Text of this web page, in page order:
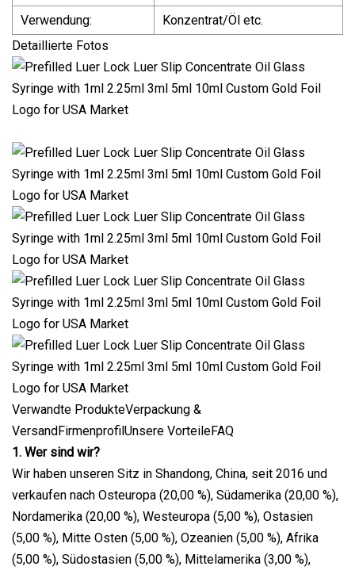
Verwendung:
Konzentrat/Öl etc.
Detaillierte Fotos
Verwandte ProdukteVerpackung &
VersandFirmenprofilUnsere VorteileFAQ
1. Wer sind wir?
Wir haben unseren Sitz in Shandong, China, seit 2016 und
verkaufen nach Osteuropa (20,00 %), Südamerika (20,00 %),
Nordamerika (20,00 %), Westeuropa (5,00 %), Ostasien
(5,00 %), Mitte Osten (5,00 %), Ozeanien (5,00 %), Afrika
(5,00 %), Südostasien (5,00 %), Mittelamerika (3,00 %),